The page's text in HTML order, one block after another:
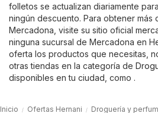
folletos se actualizan diariamente
ningún descuento. Para obtener más
Mercadona, visite su sitio oficial
ninguna sucursal de Mercadona en
oferta los productos que necesitas,
otras tiendas en la categoría de
disponibles en tu ciudad, como .
Inicio Ofertas Hernani Droguería y